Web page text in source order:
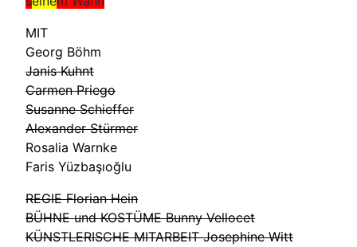
MIT
Georg Böhm
Janis Kuhnt
Carmen Priego
Susanne Schieffer
Alexander Stürmer
Rosalia Warnke
Faris Yüzbaşıoğlu
REGIE Florian Hein
BÜHNE und KOSTÜME Bunny Vellocet
KÜNSTLERISCHE MITARBEIT Josephine Witt